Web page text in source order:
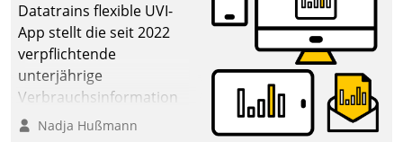
Datatrains flexible UVI-
App stellt die seit 2022
verpflichtende
unterjährige
Verbrauchsinformation
schnell, zuverlässig und
Nadja Hußmann